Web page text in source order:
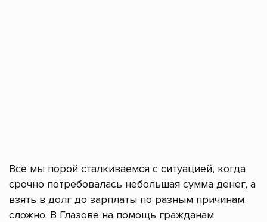
Все мы порой сталкиваемся с ситуацией, когда
срочно потребовалась небольшая сумма денег, а
взять в долг до зарплаты по разным причинам
сложно. В Глазове на помощь гражданам